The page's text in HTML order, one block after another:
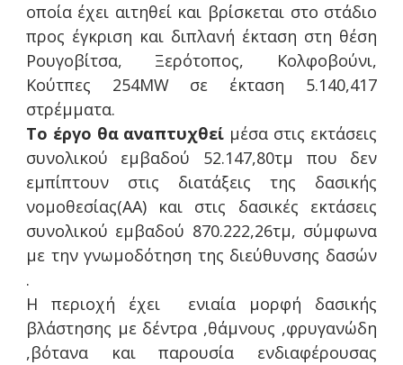
οποία έχει αιτηθεί και βρίσκεται στο στάδιο
προς έγκριση και διπλανή έκταση στη θέση
Ρουγοβίτσα, Ξερότοπος, Κολφοβούνι,
Κούτπες 254MW σε έκταση 5.140,417
στρέμματα.
Το έργο θα αναπτυχθεί μέσα στις εκτάσεις
συνολικού εμβαδού 52.147,80τμ που δεν
εμπίπτουν στις διατάξεις της δασικής
νομοθεσίας(ΑΑ) και στις δασικές εκτάσεις
συνολικού εμβαδού 870.222,26τμ, σύμφωνα
με την γνωμοδότηση της διεύθυνσης δασών
.
Η περιοχή έχει ενιαία μορφή δασικής
βλάστησης με δέντρα ,θάμνους ,φρυγανώδη
,βότανα και παρουσία ενδιαφέρουσας